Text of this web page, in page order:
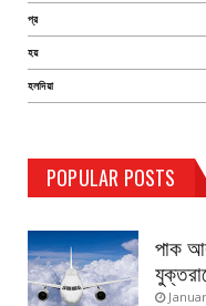
প্র
হয়
হলদিয়া
POPULAR POSTS
TEST PAGE
পাক